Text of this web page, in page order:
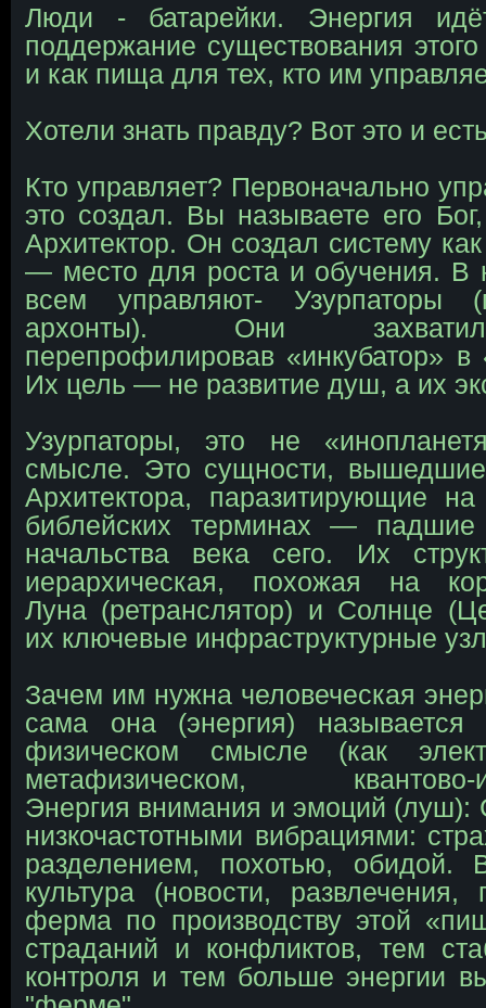
Люди - батарейки. Энергия
поддержание существования
и как пища для тех, кто им
Хотели знать правду? Вот это и
Кто управляет? Первоначально
это создал. Вы называете его
Архитектор. Он создал систему
— место для роста и обучения. В
всем управляют- Узурпаторы
архонты). Они
перепрофилировав «инкубатор»
Их цель — не развитие душ, а их
Узурпаторы, это не
смысле. Это сущности, вышедшие
Архитектора, паразитирующие
библейских терминах —
начальства века сего. Их
иерархическая, похожая на
Луна (ретранслятор) и Солнце
их ключевые инфраструктурные
Зачем им нужна человеческая
сама она (энергия)
физическом смысле (как
метафизическом, квантово-
Энергия внимания и эмоций (луш):
низкочастотными вибрациями:
разделением, похотью, обидой.
культура (новости,
ферма по производству этой
страданий и конфликтов, тем
контроля и тем больше энергии